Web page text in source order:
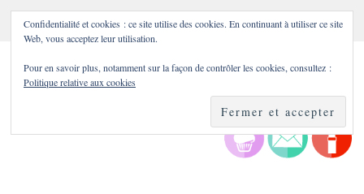
Confidentialité et cookies : ce site utilise des cookies. En continuant à utiliser ce site
Web, vous acceptez leur utilisation.
Pour en savoir plus, notamment sur la façon de contrôler les cookies, consultez :
Politique relative aux cookies